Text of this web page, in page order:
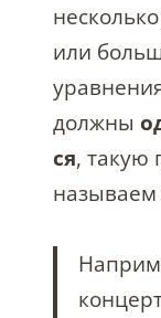
или
должны
ся, такую
называем